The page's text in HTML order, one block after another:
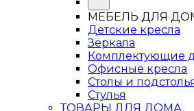
МЕБЕЛЬ ДЛЯ
Детские кресла
Зеркала
Комплектующие
Офисные кресла
Столы и
Стулья
ТОВАРЫ ДЛЯ ДОМА